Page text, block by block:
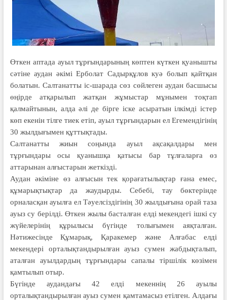
Өткен аптада ауыл тұрғын­дарының көптен күткен қуа­нышты
сәтіне аудан әкімі Ерболат Садырқұлов куә бо­лып қайтқан
болатын. Салта­нат­ты іс-шарада сөз сөйлеген аудан басшысы
өңір­де атқарылып жатқан жұмыстар мұнымен тоқта­п
қалмайтынын, алда әлі де бірге іске асыратын ілкім­ді істер
көп екенін тілге тиек етіп, ауыл тұрғын­дарын ел Егемендігінің
30 жылдығымен құттық­тады.
Салтанатты жиын соңында ауыл ақсақал­дары мен
тұрғындары осы қуанышқа қатысы бар тұлғаларға өз
аттарынан алғыстарын жеткізді.
Аудан әкіміне өз алғысын тек қораға­ты­лық­тар ғана емес,
құмарықтықтар да жаудырды. Себебі, тау бөктерінде
орналасқан ауылға ел Тәуелсіздігінің 30 жылдығына орай таза
ауыз су берілді. Өткен жылы басталған елді ме­кендегі ішкі су
жүйелерінің құрылысы бү­гінде толығымен аяқталған.
Нәтижесінде Құ­марық, Қаракемер және Алғабас елді
мекендері орталықтандырылған ауыз сумен жабдықталып,
аталған ауылдардың тұр­ғындары сапалы тіршілік көзімен
қамты­лып отыр.
Бүгінде аудандағы 42 елді мекеннің 26 ауылы
орталықтандырылған ауыз су­мен қамтамасыз етілген. Алдағы